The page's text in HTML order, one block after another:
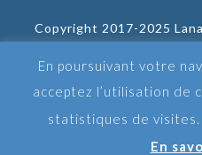
Copyright 2017-2025
Mentions légales CGV
En poursuivant votre
acceptez l’utilisation de
statistiques de visites.
En